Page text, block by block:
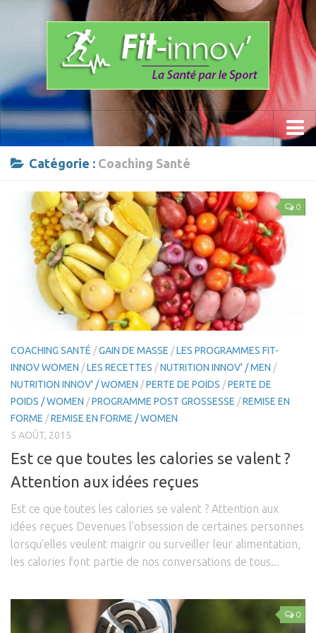
Accueil
Les Programmes » Fit-innov «
Anti- Stress
Prévention du mal de dos
Sports
Calisthenics Work Out
Cross-Fit
Natation
Course à pied
Vélo / Cyclisme
Fit-innov / Women
Fit-innov’/ Men
Perte de poids / Men
Gain de masse / Men
Catégorie : Coaching Santé
0
COACHING SANTÉ /GAIN DE MASSE /LES PROGRAMMES FIT-
INNOV WOMEN /LES RECETTES /NUTRITION INNOV' / MEN /
NUTRITION INNOV' / WOMEN /PERTE DE POIDS /PERTE DE
POIDS / WOMEN /PROGRAMME POST GROSSESSE /REMISE EN
FORME /REMISE EN FORME / WOMEN
5 AOÛT, 2015
Est ce que toutes les calories se valent ?
Attention aux idées reçues
Est ce que toutes les calories se valent ? Attention aux
idées reçues Devenues l’obsession de certaines personnes
lorsqu’elles veulent maigrir ou surveiller leur alimentation,
les calories font partie de nos conversations de tous...
0